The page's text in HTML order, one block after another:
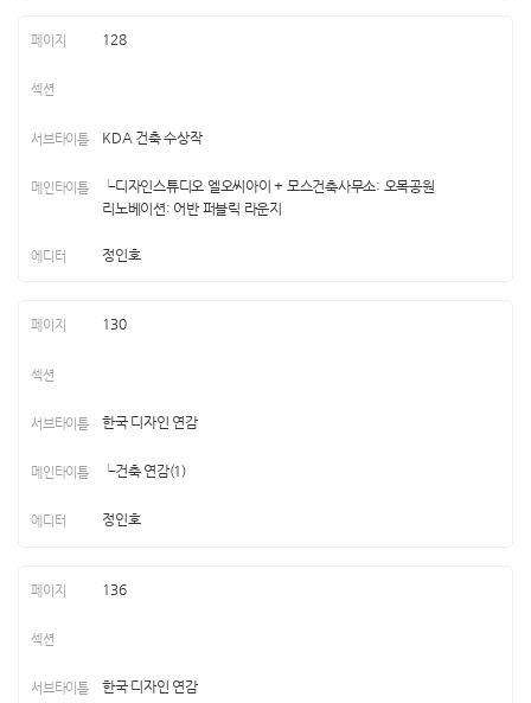
128
KDA 건축 수상작
└디자인스튜디오 엘오씨아이 + 모스건축사무소: 오목공원
리노베이션: 어반 퍼블릭 라운지
정인호
130
한국 디자인 연감
└건축 연감(1)
정인호
136
한국 디자인 연감